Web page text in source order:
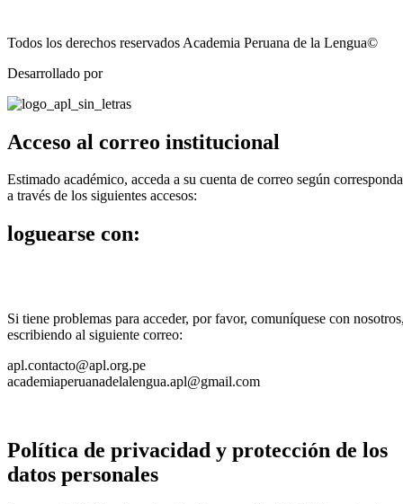
Todos los derechos reservados Academia Peruana de la Lengua©
Desarrollado por
Acceso al correo institucional
Estimado académico, acceda a su cuenta de correo según corresponda
a través de los siguientes accesos:
loguearse con:
Si tiene problemas para acceder, por favor, comuníquese con
escribiendo al siguiente correo:
apl.contacto@apl.org.pe
academiaperuanadelalengua.apl@gmail.com
Política de privacidad y protección de los
datos personales